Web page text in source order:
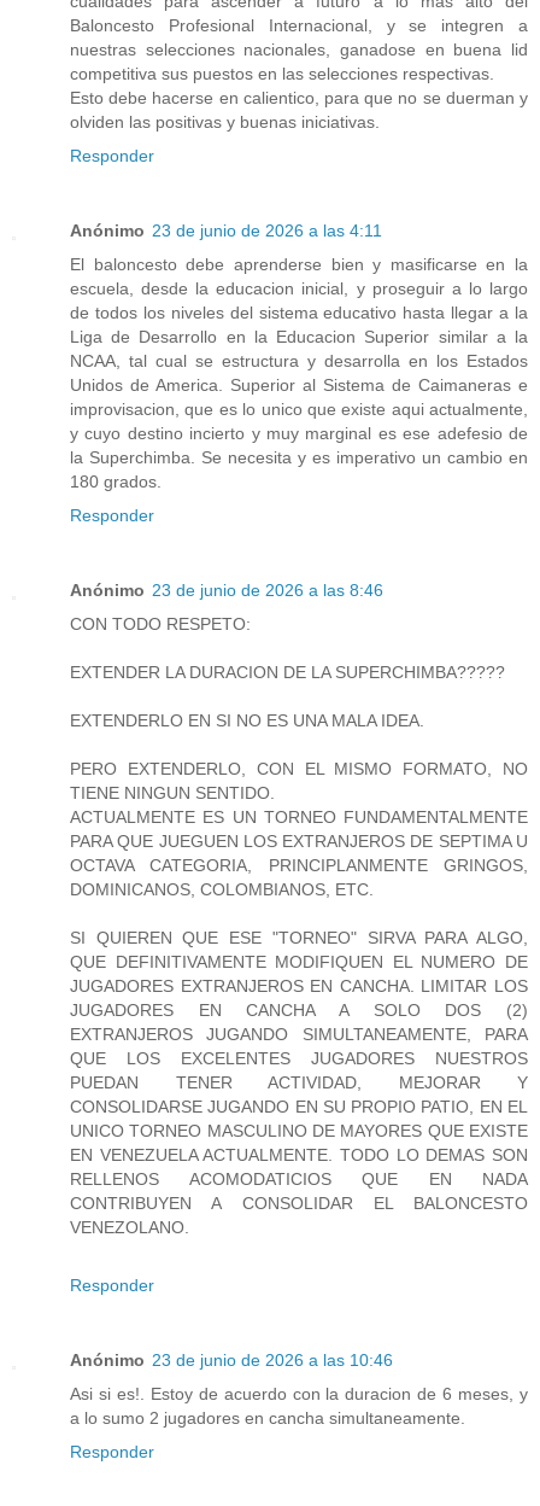
Baloncesto Profesional Internacional, y se integren a
nuestras selecciones nacionales, ganadose en buena lid
competitiva sus puestos en las selecciones respectivas.
Esto debe hacerse en calientico, para que no se duerman y
olviden las positivas y buenas iniciativas.
Responder
Anónimo 23 de junio de 2026 a las 4:11
El baloncesto debe aprenderse bien y masificarse en la
escuela, desde la educacion inicial, y proseguir a lo largo
de todos los niveles del sistema educativo hasta llegar a la
Liga de Desarrollo en la Educacion Superior similar a la
NCAA, tal cual se estructura y desarrolla en los Estados
Unidos de America. Superior al Sistema de Caimaneras e
improvisacion, que es lo unico que existe aqui actualmente,
y cuyo destino incierto y muy marginal es ese adefesio de
la Superchimba. Se necesita y es imperativo un cambio en
180 grados.
Responder
Anónimo 23 de junio de 2026 a las 8:46
CON TODO RESPETO:
EXTENDER LA DURACION DE LA SUPERCHIMBA?????
EXTENDERLO EN SI NO ES UNA MALA IDEA.
PERO EXTENDERLO, CON EL MISMO FORMATO, NO
TIENE NINGUN SENTIDO.
ACTUALMENTE ES UN TORNEO FUNDAMENTALMENTE
PARA QUE JUEGUEN LOS EXTRANJEROS DE SEPTIMA U
OCTAVA CATEGORIA, PRINCIPLANMENTE GRINGOS,
DOMINICANOS, COLOMBIANOS, ETC.
SI QUIEREN QUE ESE "TORNEO" SIRVA PARA ALGO,
QUE DEFINITIVAMENTE MODIFIQUEN EL NUMERO DE
JUGADORES EXTRANJEROS EN CANCHA. LIMITAR LOS
JUGADORES EN CANCHA A SOLO DOS (2)
EXTRANJEROS JUGANDO SIMULTANEAMENTE, PARA
QUE LOS EXCELENTES JUGADORES NUESTROS
PUEDAN TENER ACTIVIDAD, MEJORAR Y
CONSOLIDARSE JUGANDO EN SU PROPIO PATIO, EN EL
UNICO TORNEO MASCULINO DE MAYORES QUE EXISTE
EN VENEZUELA ACTUALMENTE. TODO LO DEMAS SON
RELLENOS ACOMODATICIOS QUE EN NADA
CONTRIBUYEN A CONSOLIDAR EL BALONCESTO
VENEZOLANO.
Responder
Anónimo 23 de junio de 2026 a las 10:46
Asi si es!. Estoy de acuerdo con la duracion de 6 meses, y
a lo sumo 2 jugadores en cancha simultaneamente.
Responder